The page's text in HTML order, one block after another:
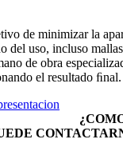
de minimizar la
del uso, incluso
de obra
el resultado ﬁnal.